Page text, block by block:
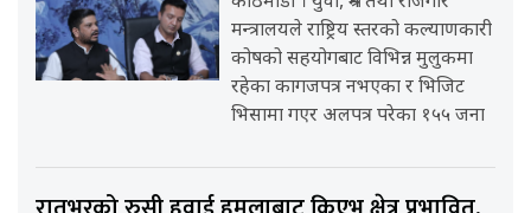
मन्त्रालयले राष्ट्रिय स्तरको कल्याणकारी
कोषको सहयोगबाट विभिन्न मुलुकमा
रहेका कागजपत्र नभएका र भिजिट
भिसामा गएर अलपत्र परेका १५५ जना